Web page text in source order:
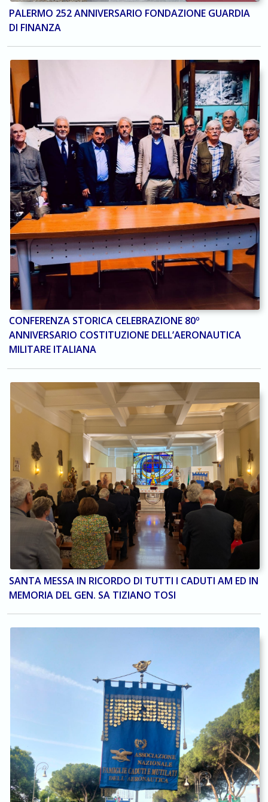
PALERMO 252 ANNIVERSARIO FONDAZIONE GUARDIA
DI FINANZA
CONFERENZA STORICA CELEBRAZIONE 80º
ANNIVERSARIO COSTITUZIONE DELL’AERONAUTICA
MILITARE ITALIANA
SANTA MESSA IN RICORDO DI TUTTI I CADUTI AM ED IN
MEMORIA DEL GEN. SA TIZIANO TOSI